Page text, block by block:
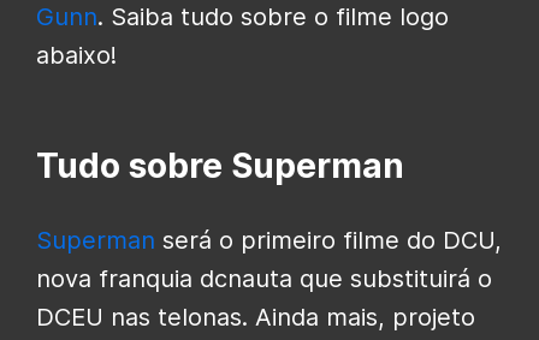
Gunn. Saiba tudo sobre o filme logo
abaixo!
Tudo sobre Superman
Superman será o primeiro filme do DCU,
nova franquia dcnauta que substituirá o
DCEU nas telonas. Ainda mais, projeto